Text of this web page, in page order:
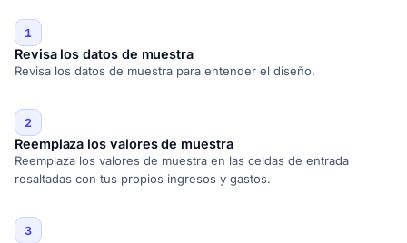
1
Revisa los datos de muestra
Revisa los datos de muestra para entender el diseño.
2
Reemplaza los valores de muestra
Reemplaza los valores de muestra en las celdas de entrada
resaltadas con tus propios ingresos y gastos.
3